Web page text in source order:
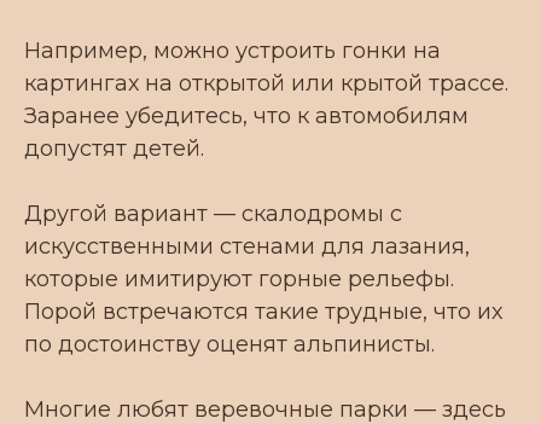
Например, можно устроить гонки на
картингах на открытой или крытой трассе.
Заранее убедитесь, что к автомобилям
допустят детей.
Другой вариант — скалодромы с
искусственными стенами для лазания,
которые имитируют горные рельефы.
Порой встречаются такие трудные, что их
по достоинству оценят альпинисты.
Многие любят веревочные парки — здесь
Почта:
г. Краснодар, Карасунский
внутригородской округ, жилой
массив, Пашковский, ул. Крупской, 18
info7vt@list.ru